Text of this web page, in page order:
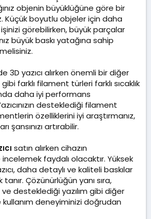
objenin büyüklüğüne göre bir
Küçük boyutlu objeler için daha
görebilirken, büyük parçalar
büyük baskı yatağına sahip
3D yazıcı alırken önemli bir diğer
farklı filament türleri farklı sıcaklık
daha iyi performans
desteklediği filament
özelliklerini iyi araştırmanız,
şansınızı artırabilir.
satın alırken cihazın
faydalı olacaktır. Yüksek
daha detaylı ve kaliteli baskılar
Çözünürlüğün yanı sıra,
ve desteklediği yazılım gibi diğer
deneyiminizi doğrudan